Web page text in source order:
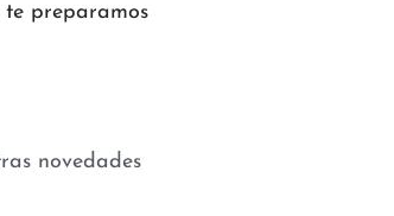
te preparamos
novedades